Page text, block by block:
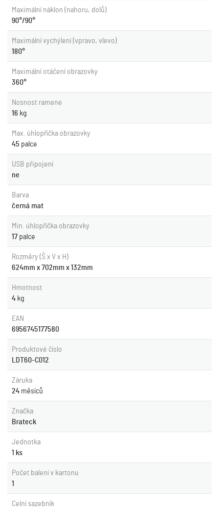
Maximální náklon (nahoru, dolů)
90°/90°
Maximální vychýlení (vpravo, vlevo)
180°
Maximální otáčení obrazovky
360°
Nosnost ramene
16 kg
Max. úhlopříčka obrazovky
45 palce
USB připojení
ne
Barva
černá mat
Min. úhlopříčka obrazovky
17 palce
Rozměry (Š x V x H)
624mm x 702mm x 132mm
Hmotnost
4 kg
EAN
6956745177580
Produktové číslo
LDT60-C012
Záruka
24 měsíců
Značka
Brateck
Jednotka
1 ks
Počet balení v kartonu
1
Celní sazebník